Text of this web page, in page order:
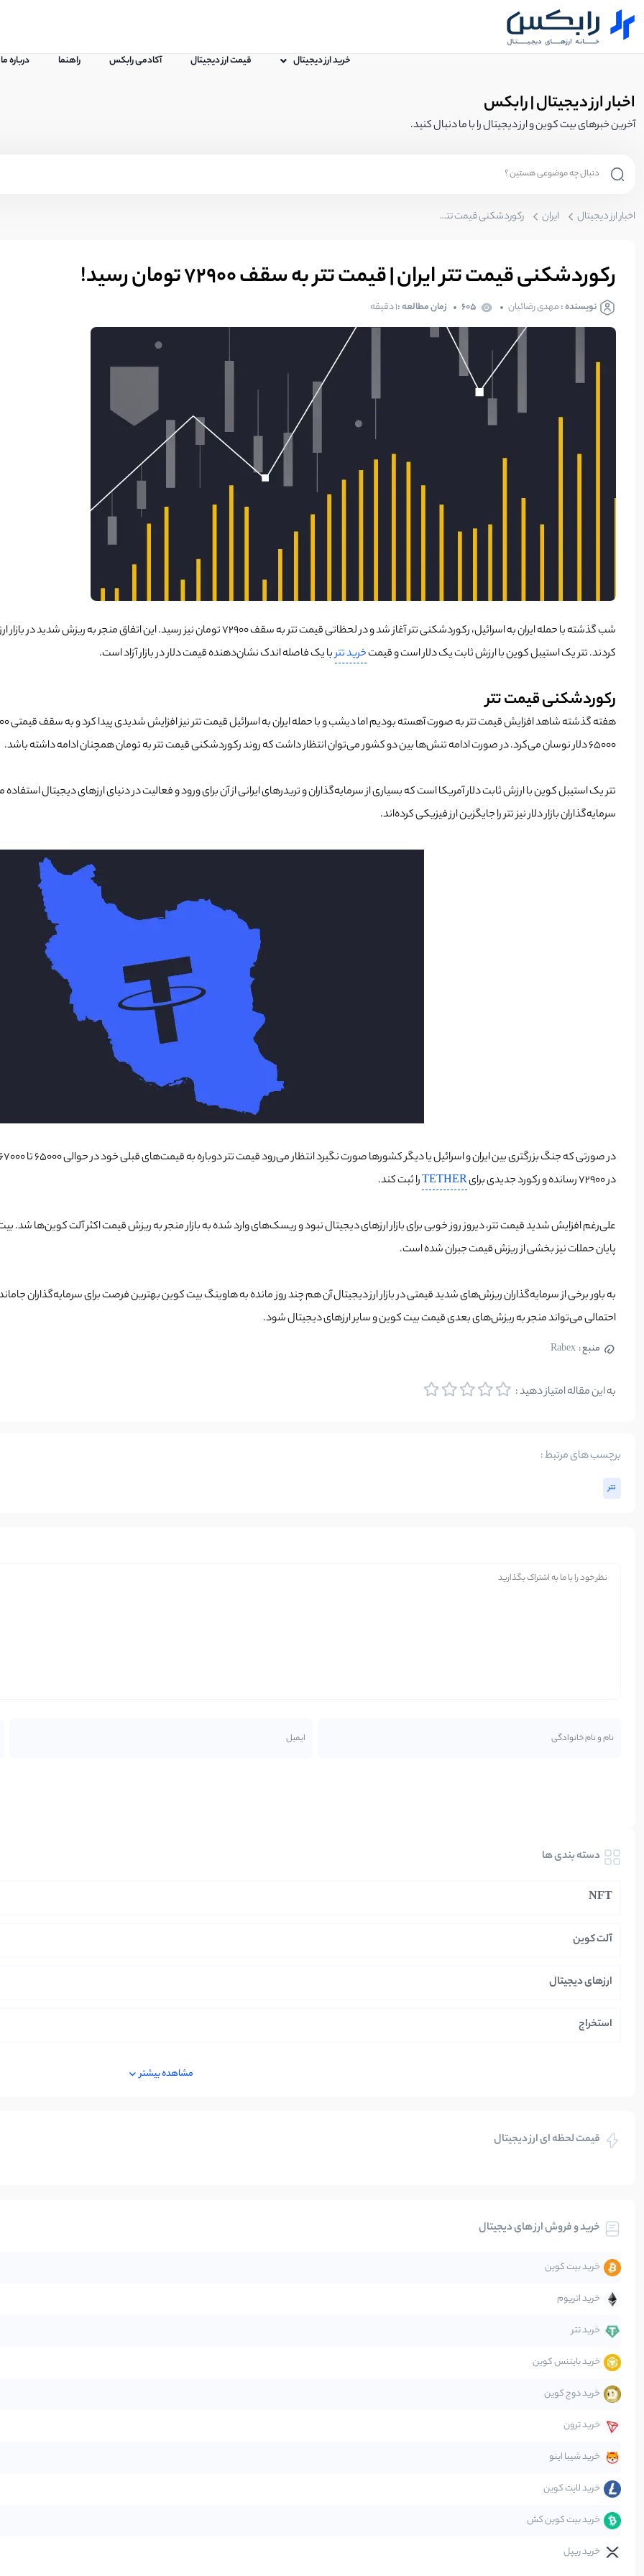
خرید ارز دیجیتال قیمت ارز دیجیتال آکادمی رابکس راهنما درباره ما
اخبار ارز دیجیتال | رابکس
آخرین خبرهای بیت کوین و ارز دیجیتال را با ما دنبال کنید.
اخبار ارز دیجیتال ایران رکوردشکنی قیمت تتر ایران | قیمت تتر به سقف 72900 تومان رسید!
رکوردشکنی قیمت تتر ایران | قیمت تتر به سقف 72900 تومان رسید!
نویسنده :مهدی رضائیان 605 زمان مطالعه :1 دقیقه
کردند. تتر یک استیبل کوین با ارزش ثابت یک دلار است و قیمتخرید تتربا یک فاصله اندک نشان‌دهنده قیمت دلار در بازار آزاد است.
رکوردشکنی قیمت تتر
65000 دلار نوسان می‌کرد. در صورت ادامه تنش‌ها بین دو کشور می‌توان انتظار داشت که روند رکوردشکنی قیمت تتر به تومان همچنان ادامه داشته باشد.
تتر یک استیبل کوین با ارزش ثابت دلار آمریکا است که بسیاری از سرمایه‌گذاران و تریدرهای ایرانی از آن برای ورود و فعالیت در دنیای ارزهای دیجیتال
سرمایه‌گذاران بازار دلار نیز تتر را جایگزین ارز فیزیکی کرده‌اند.
در 72900 رسانده و رکورد جدیدی برای
TETHERرا ثبت کند.
علی‌رغم افزایش شدید قیمت تتر، دیروز روز خوبی برای بازار ارزهای دیجیتال نبود و ریسک‌های وارد شده به بازار منجر به ریزش قیمت اکثر آلت کوین‌ها شد.
پایان حملات نیز بخشی از ریزش قیمت جبران شده است.
به باور برخی از سرمایه‌گذاران ریزش‌های شدید قیمتی در بازار ارز دیجیتال آن هم چند روز مانده به هاوینگ بیت کوین بهترین فرصت برای سرمایه‌گذاران جامانده
احتمالی می‌تواند منجر به ریزش‌های بعدی قیمت بیت کوین و سایر ارزهای دیجیتال شود.
منبع : Rabex
به این مقاله امتیاز دهید :
برچسب های مرتبط :
تتر
دسته بندی ها
NFT
آلت کوین
ارزهای دیجیتال
استخراج
بلاکچین
تحلیل
جهان
دیفای
صرافی‌ها
قانون‌گذاری
متاورس
مشاهده بیشتر
قیمت لحظه ای ارز دیجیتال
خرید و فروش ارز های دیجیتال
خرید بیت کوین
خرید اتریوم
خرید تتر
خرید بایننس کوین
خرید دوج کوین
خرید ترون
خرید شیبا اینو
خرید لایت کوین
خرید بیت کوین کش
خرید ریپل